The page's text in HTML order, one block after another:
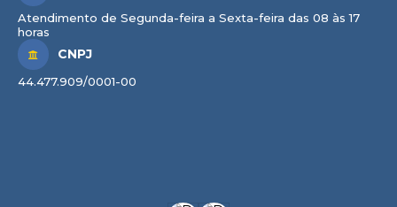
Atendimento de Segunda-feira a Sexta-feira das 08 às 17
horas
CNPJ
44.477.909/0001-00